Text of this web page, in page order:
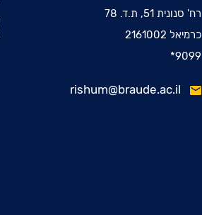
רח' סנונית 51, ת.ד. 78
כרמיאל 2161002
9099*
rishum@braude.ac.il